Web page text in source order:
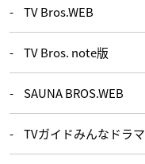
TV Bros.WEB
TV Bros. note版
SAUNA BROS.WEB
TVガイドみんなドラマ